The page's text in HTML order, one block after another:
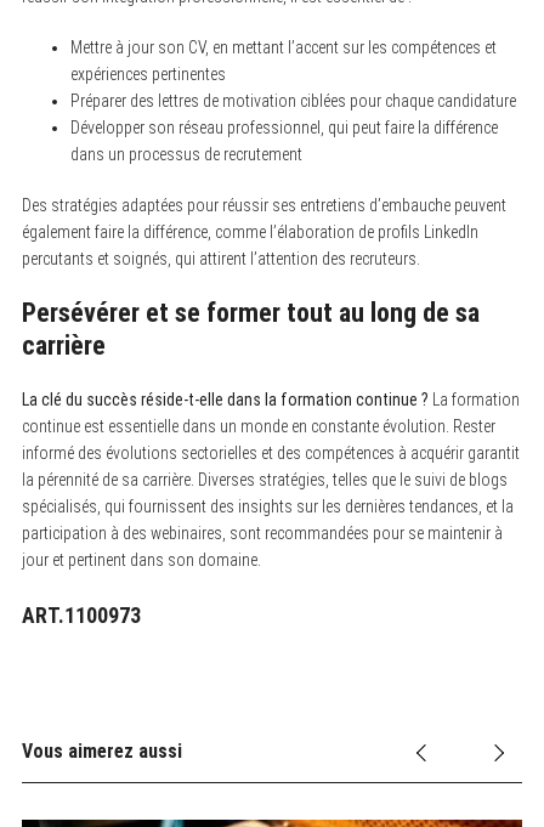
Mettre à jour son CV, en mettant l’accent sur les compétences et
expériences pertinentes
Préparer des lettres de motivation ciblées pour chaque candidature
Développer son réseau professionnel, qui peut faire la différence
dans un processus de recrutement
Des stratégies adaptées pour réussir ses entretiens d’embauche peuvent
également faire la différence, comme l’élaboration de profils LinkedIn
percutants et soignés, qui attirent l’attention des recruteurs.
Persévérer et se former tout au long de sa
carrière
La clé du succès réside-t-elle dans la formation continue ? La formation
continue est essentielle dans un monde en constante évolution. Rester
informé des évolutions sectorielles et des compétences à acquérir garantit
la pérennité de sa carrière. Diverses stratégies, telles que le suivi de blogs
spécialisés, qui fournissent des insights sur les dernières tendances, et la
participation à des webinaires, sont recommandées pour se maintenir à
jour et pertinent dans son domaine.
ART.1100973
Vous aimerez aussi